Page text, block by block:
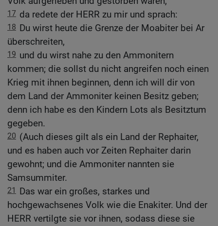
17 da redete der HERR zu mir und sprach:
18 Du wirst heute die Grenze der Moabiter bei Ar
überschreiten,
19 und du wirst nahe zu den Ammonitern
kommen; die sollst du nicht angreifen noch einen
Krieg mit ihnen beginnen, denn ich will dir von
dem Land der Ammoniter keinen Besitz geben;
denn ich habe es den Kindern Lots als Besitztum
gegeben.
20 (Auch dieses gilt als ein Land der Rephaiter,
und es haben auch vor Zeiten Rephaiter darin
gewohnt; und die Ammoniter nannten sie
Samsummiter.
21
Das war ein großes, starkes und
hochgewachsenes Volk wie die Enakiter. Und der
HERR vertilgte sie vor ihnen, sodass diese sie